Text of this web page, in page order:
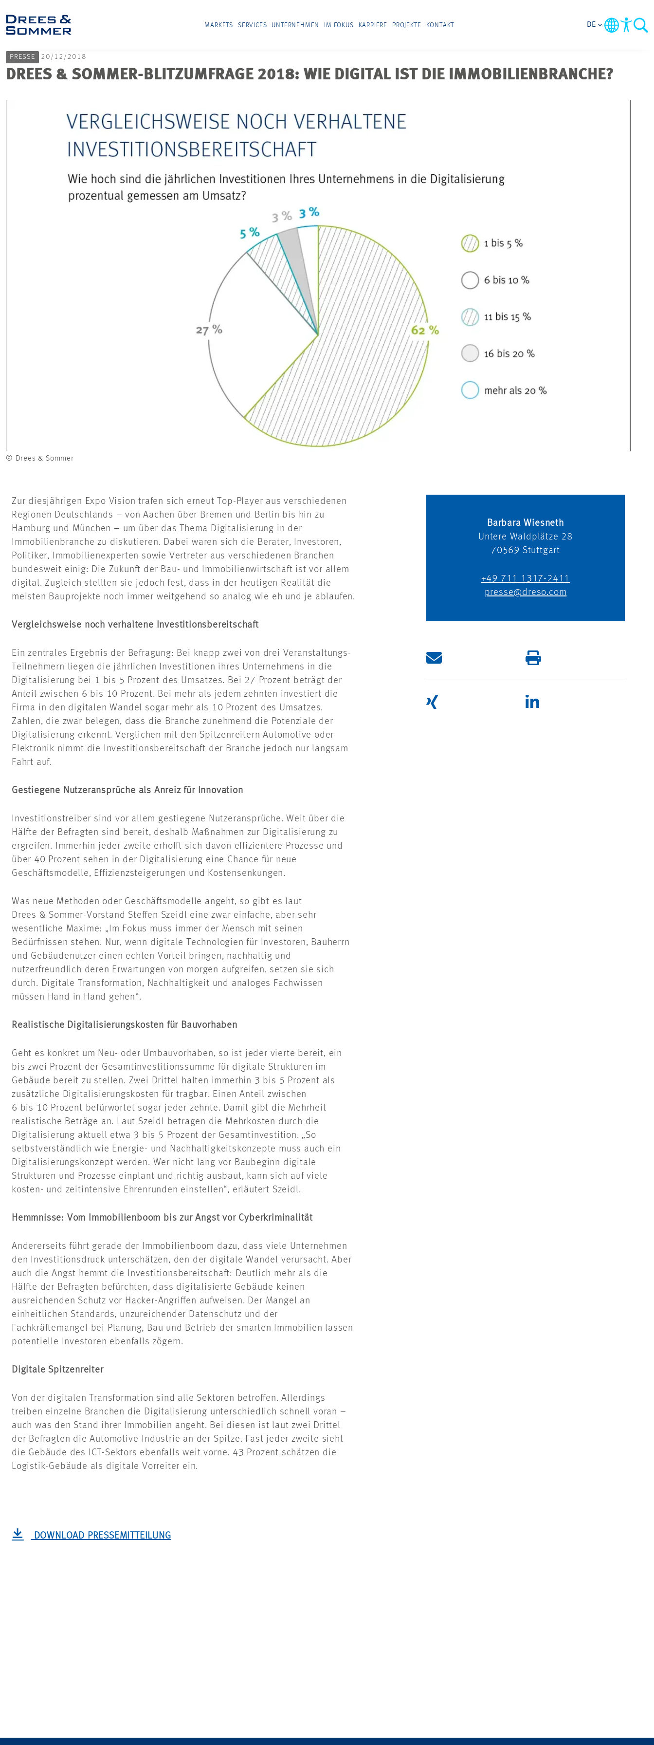
MARKETS SERVICES UNTERNEHMEN IM FOKUS KARRIERE PROJEKTE KONTAKT DE
PRESSE 20/12/2018
DREES & SOMMER-BLITZUMFRAGE 2018: WIE DIGITAL IST DIE IMMOBILIENBRANCHE?
© Drees & Sommer
Zur diesjährigen Expo Vision trafen sich erneut Top-Player aus verschiedenen
Regionen Deutschlands – von Aachen über Bremen und Berlin bis hin zu
Hamburg und München – um über das Thema Digitalisierung in der
Immobilienbranche zu diskutieren. Dabei waren sich die Berater, Investoren,
Politiker, Immobilienexperten sowie Vertreter aus verschiedenen Branchen
bundesweit einig: Die Zukunft der Bau- und Immobilienwirtschaft ist vor allem
digital. Zugleich stellten sie jedoch fest, dass in der heutigen Realität die
meisten Bauprojekte noch immer weitgehend so analog wie eh und je ablaufen.
Vergleichsweise noch verhaltene Investitionsbereitschaft
Ein zentrales Ergebnis der Befragung: Bei knapp zwei von drei Veranstaltungs-
Teilnehmern liegen die jährlichen Investitionen ihres Unternehmens in die
Digitalisierung bei 1 bis 5 Prozent des Umsatzes. Bei 27 Prozent beträgt der
Anteil zwischen 6 bis 10 Prozent. Bei mehr als jedem zehnten investiert die
Firma in den digitalen Wandel sogar mehr als 10 Prozent des Umsatzes.
Zahlen, die zwar belegen, dass die Branche zunehmend die Potenziale der
Digitalisierung erkennt. Verglichen mit den Spitzenreitern Automotive oder
Elektronik nimmt die Investitionsbereitschaft der Branche jedoch nur langsam
Fahrt auf.
Gestiegene Nutzeransprüche als Anreiz für Innovation
Investitionstreiber sind vor allem gestiegene Nutzeransprüche. Weit über die
Hälfte der Befragten sind bereit, deshalb Maßnahmen zur Digitalisierung zu
ergreifen. Immerhin jeder zweite erhofft sich davon effizientere Prozesse und
über 40 Prozent sehen in der Digitalisierung eine Chance für neue
Geschäftsmodelle, Effizienzsteigerungen und Kostensenkungen.
Was neue Methoden oder Geschäftsmodelle angeht, so gibt es laut
Drees & Sommer-Vorstand Steffen Szeidl eine zwar einfache, aber sehr
wesentliche Maxime: „Im Fokus muss immer der Mensch mit seinen
Bedürfnissen stehen. Nur, wenn digitale Technologien für Investoren, Bauherrn
und Gebäudenutzer einen echten Vorteil bringen, nachhaltig und
nutzerfreundlich deren Erwartungen von morgen aufgreifen, setzen sie sich
durch. Digitale Transformation, Nachhaltigkeit und analoges Fachwissen
müssen Hand in Hand gehen“.
Realistische Digitalisierungskosten für Bauvorhaben
Geht es konkret um Neu- oder Umbauvorhaben, so ist jeder vierte bereit, ein
bis zwei Prozent der Gesamtinvestitionssumme für digitale Strukturen im
Gebäude bereit zu stellen. Zwei Drittel halten immerhin 3 bis 5 Prozent als
zusätzliche Digitalisierungskosten für tragbar. Einen Anteil zwischen
6 bis 10 Prozent befürwortet sogar jeder zehnte. Damit gibt die Mehrheit
realistische Beträge an. Laut Szeidl betragen die Mehrkosten durch die
Digitalisierung aktuell etwa 3 bis 5 Prozent der Gesamtinvestition. „So
selbstverständlich wie Energie- und Nachhaltigkeitskonzepte muss auch ein
Digitalisierungskonzept werden. Wer nicht lang vor Baubeginn digitale
Strukturen und Prozesse einplant und richtig ausbaut, kann sich auf viele
kosten- und zeitintensive Ehrenrunden einstellen“, erläutert Szeidl.
Hemmnisse: Vom Immobilienboom bis zur Angst vor Cyberkriminalität
Andererseits führt gerade der Immobilienboom dazu, dass viele Unternehmen
den Investitionsdruck unterschätzen, den der digitale Wandel verursacht. Aber
auch die Angst hemmt die Investitionsbereitschaft: Deutlich mehr als die
Hälfte der Befragten befürchten, dass digitalisierte Gebäude keinen
ausreichenden Schutz vor Hacker-Angriffen aufweisen. Der Mangel an
einheitlichen Standards, unzureichender Datenschutz und der
Fachkräftemangel bei Planung, Bau und Betrieb der smarten Immobilien lassen
potentielle Investoren ebenfalls zögern.
Digitale Spitzenreiter
Von der digitalen Transformation sind alle Sektoren betroffen. Allerdings
treiben einzelne Branchen die Digitalisierung unterschiedlich schnell voran –
auch was den Stand ihrer Immobilien angeht. Bei diesen ist laut zwei Drittel
der Befragten die Automotive-Industrie an der Spitze. Fast jeder zweite sieht
die Gebäude des ICT-Sektors ebenfalls weit vorne. 43 Prozent schätzen die
Logistik-Gebäude als digitale Vorreiter ein.
DOWNLOAD PRESSEMITTEILUNG
Barbara Wiesneth
Untere Waldplätze 28
70569 Stuttgart
+49 711 1317-2411
presse@dreso.com